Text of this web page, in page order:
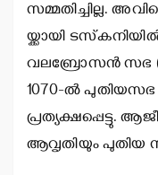
സമ്മതിച്ചില്ല.
യ്ക്കായി
വലബ്രോസന്‍ സഭ
1070-ല്‍ പുതിയസഭ
പ്രത്യക്ഷപ്പെട്ടു.
ആവൃതിയും പുതിയ